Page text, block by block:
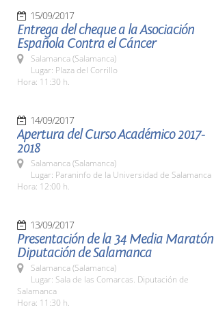
15/09/2017
Entrega del cheque a la Asociación
Española Contra el Cáncer
Salamanca (Salamanca)
Lugar: Plaza del Corrillo
Hora: 11:30 h.
14/09/2017
Apertura del Curso Académico 2017-
2018
Salamanca (Salamanca)
Lugar: Paraninfo de la Universidad de Salamanca
Hora: 12:00 h.
13/09/2017
Presentación de la 34 Media Maratón
Diputación de Salamanca
Salamanca (Salamanca)
Lugar: Sala de las Comarcas. Diputación de
Salamanca
Hora: 11:30 h.